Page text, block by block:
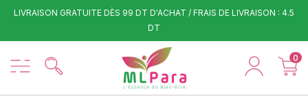
LIVRAISON GRATUITE DÈS 99 DT D'ACHAT / FRAIS DE LIVRAISON : 4.5
DT
0